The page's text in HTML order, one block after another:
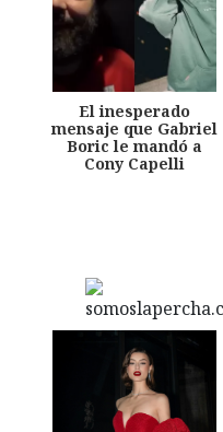
El inesperado
mensaje que Gabriel
Boric le mandó a
Cony Capelli